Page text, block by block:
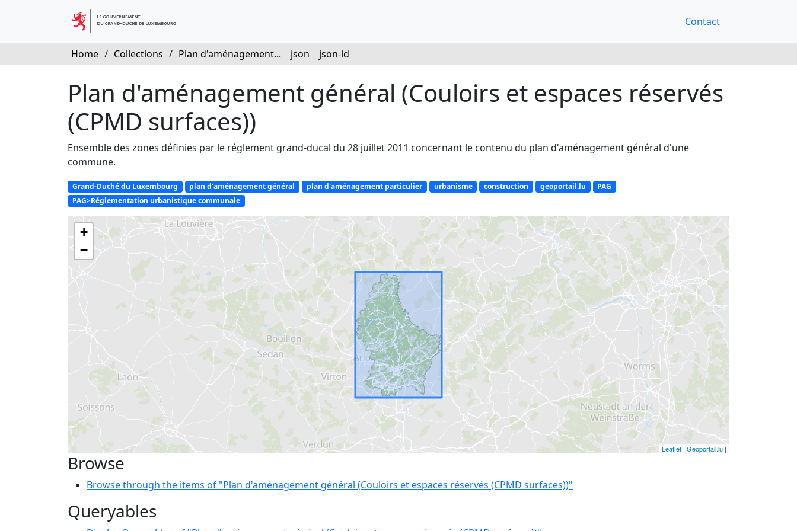
Contact
Home / Collections / Plan d'aménagement... json json-ld
Plan d'aménagement général (Couloirs et espaces réservés
(CPMD surfaces))
Ensemble des zones définies par le réglement grand-ducal du 28 juillet 2011 concernant le contenu du plan d'aménagement général d'une
commune.
Grand-Duché du Luxembourg plan d'aménagement général plan d'aménagement particulier urbanisme construction geoportail.lu
PAG
PAG>Réglementation urbanistique communale
+
−
Leaflet | Geoportail.lu |
Browse
Browse through the items of "Plan d'aménagement général (Couloirs et espaces réservés (CPMD surfaces))"
Queryables